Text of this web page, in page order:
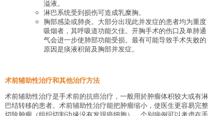
溢液。
淋巴系统受到损伤可造成乳糜胸。
胸部感染或肺炎。大部分出现此并发症的患者均为重度
吸烟者，其呼吸道功能欠佳。开胸手术的伤口及单肺通
气会进一步使肺部功能受损。最有可能导致手术失败的
原因是痰液积留及胸部并发症。
术前辅助性治疗和其他治疗方法
术前辅助性治疗是手术前的抗癌治疗，一般用於肿瘤体积较大或有淋
巴结转移的患者。术前辅助性治疗能把肿瘤缩小，使医生更容易完整